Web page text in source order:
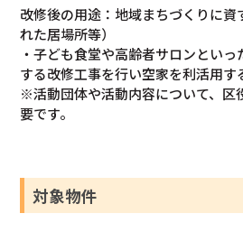
改修後の用途：地域まちづくりに
れた居場所等）
・子ども食堂や高齢者サロンとい
する改修工事を行い空家を利活用す
※活動団体や活動内容について、区
要です。
対象物件